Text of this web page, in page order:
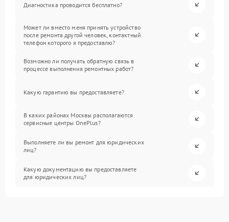
Диагностика проводится бесплатно?
Может ли вместо меня принять устройство
после ремонта другой человек, контактный
телефон которого я предоставлю?
Возможно ли получать обратную связь в
процессе выполнения ремонтных работ?
Какую гарантию вы предоставляете?
В каких районах Москвы располагаются
сервисные центры OnePlus?
Выполняете ли вы ремонт для юридических
лиц?
Какую документацию вы предоставляете
для юридических лиц?